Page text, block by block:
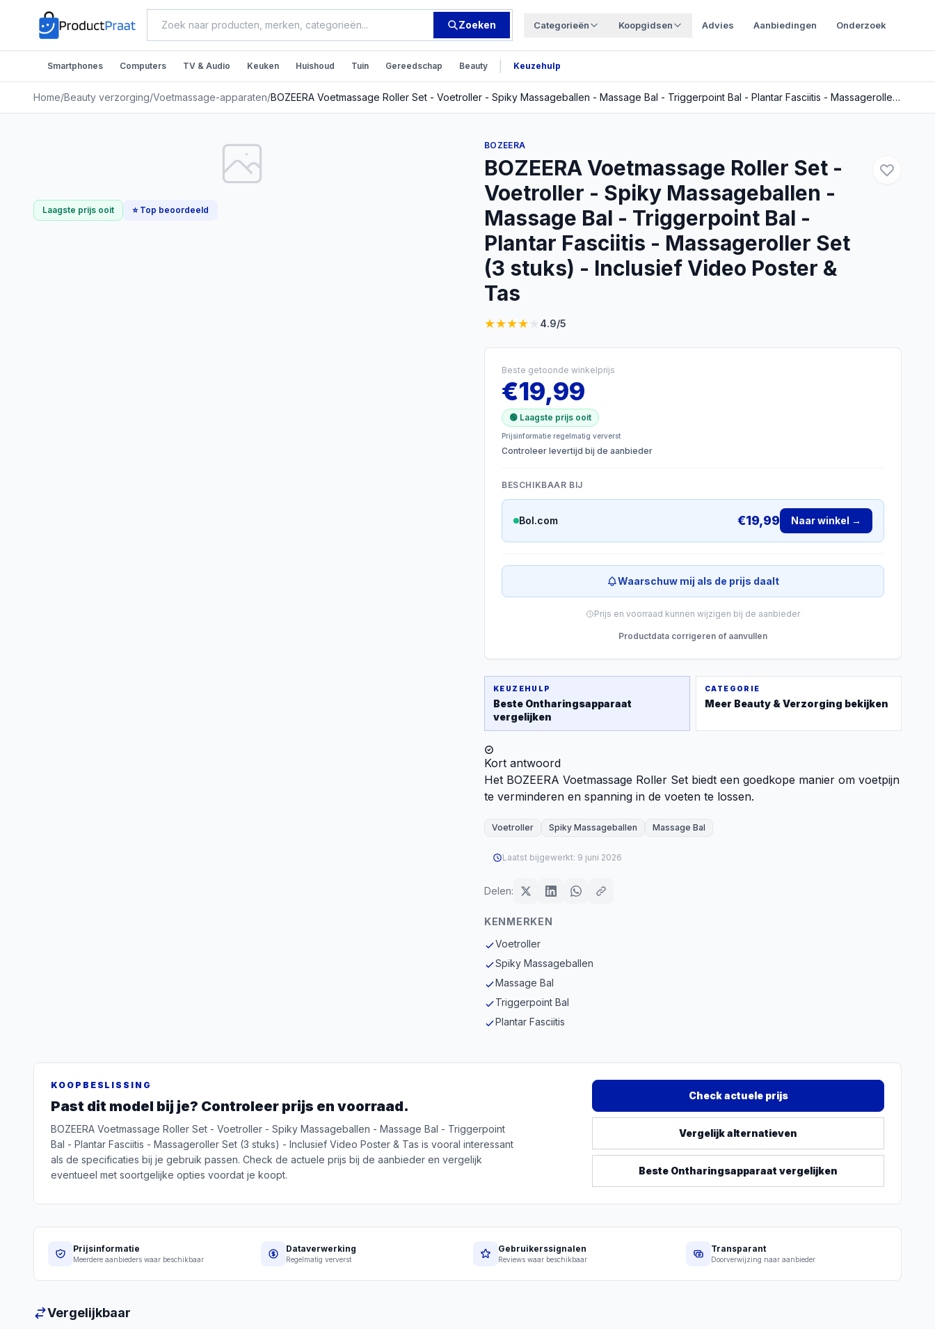
Zoeken Categorieën Koopgidsen Advies Aanbiedingen Onderzoek
Smartphones Computers TV & Audio Keuken Huishoud Tuin Gereedschap Beauty Keuzehulp
Home/Beauty verzorging/Voetmassage-apparaten/ BOZEERA Voetmassage Roller Set - Voetroller - Spiky Massageballen - Massage Bal - Triggerpoint Bal - Plantar Fasciitis - Massageroller Set (3 stuks) - Inclusief Video Poster & Tas
Laagste prijs ooit ⭐ Top beoordeeld
BOZEERA
BOZEERA Voetmassage Roller Set -
Voetroller - Spiky Massageballen -
Massage Bal - Triggerpoint Bal -
Plantar Fasciitis - Massageroller Set
(3 stuks) - Inclusief Video Poster &
Tas
★★★★ 4.9/5
Beste getoonde winkelprijs
€19,99
🟢 Laagste prijs ooit
Prijsinformatie regelmatig ververst
Controleer levertijd bij de aanbieder
BESCHIKBAAR BIJ
Bol.com €19,99 Naar winkel →
Waarschuw mij als de prijs daalt
Prijs en voorraad kunnen wijzigen bij de aanbieder
Productdata corrigeren of aanvullen
KEUZEHULP
Beste Ontharingsapparaat
vergelijken
CATEGORIE
Meer Beauty & Verzorging bekijken
Kort antwoord
Het BOZEERA Voetmassage Roller Set biedt een goedkope manier om voetpijn
te verminderen en spanning in de voeten te lossen.
Voetroller Spiky Massageballen Massage Bal
Laatst bijgewerkt: 9 juni 2026
Delen:
KENMERKEN
Voetroller
Spiky Massageballen
Massage Bal
Triggerpoint Bal
Plantar Fasciitis
KOOPBESLISSING
Past dit model bij je? Controleer prijs en voorraad.
BOZEERA Voetmassage Roller Set - Voetroller - Spiky Massageballen - Massage Bal - Triggerpoint
Bal - Plantar Fasciitis - Massageroller Set (3 stuks) - Inclusief Video Poster & Tas is vooral interessant
als de specificaties bij je gebruik passen. Check de actuele prijs bij de aanbieder en vergelijk
eventueel met soortgelijke opties voordat je koopt.
Check actuele prijs
Vergelijk alternatieven
Beste Ontharingsapparaat vergelijken
Prijsinformatie
Meerdere aanbieders waar beschikbaar
Dataverwerking
Regelmatig ververst
Gebruikerssignalen
Reviews waar beschikbaar
Transparant
Doorverwijzing naar aanbieder
Vergelijkbaar